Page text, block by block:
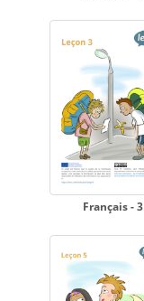
Français - 3